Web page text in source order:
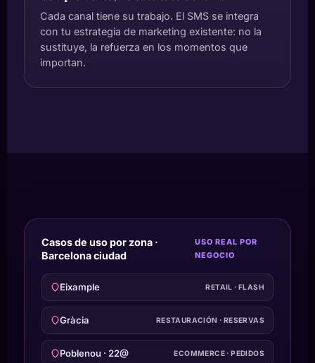
Cada canal tiene su trabajo. El SMS se integra
con tu estrategia de marketing existente: no la
sustituye, la refuerza en los momentos que
importan.
Casos de uso por zona ·
Barcelona ciudad
USO REAL POR
NEGOCIO
Eixample RETAIL · FLASH
Gràcia RESTAURACIÓN · RESERVAS
Poblenou · 22@ ECOMMERCE · PEDIDOS